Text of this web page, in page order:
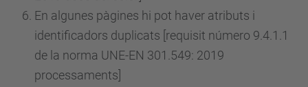
En algunes pàgines hi pot haver atributs i
identificadors duplicats [requisit número 9.4.1.1
de la norma UNE-EN 301.549: 2019
processaments]